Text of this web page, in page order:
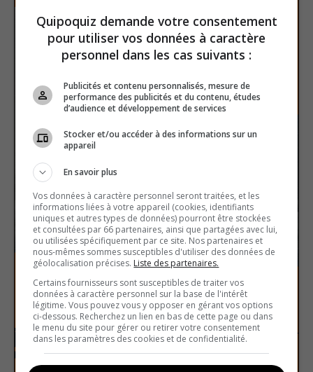
The Second World War
Quipoquiz demande votre consentement
pour utiliser vos données à caractère
personnel dans les cas suivants :
Publicités et contenu personnalisés, mesure de
performance des publicités et du contenu, études
d’audience et développement de services
Stocker et/ou accéder à des informations sur un
appareil
En savoir plus
Vos données à caractère personnel seront traitées, et les
informations liées à votre appareil (cookies, identifiants
uniques et autres types de données) pourront être stockées
et consultées par 66 partenaires, ainsi que partagées avec lui,
ou utilisées spécifiquement par ce site. Nos partenaires et
nous-mêmes sommes susceptibles d'utiliser des données de
géolocalisation précises. Liste des partenaires.
Certains fournisseurs sont susceptibles de traiter vos
données à caractère personnel sur la base de l'intérêt
légitime. Vous pouvez vous y opposer en gérant vos options
ci-dessous. Recherchez un lien en bas de cette page ou dans
le menu du site pour gérer ou retirer votre consentement
dans les paramètres des cookies et de confidentialité.